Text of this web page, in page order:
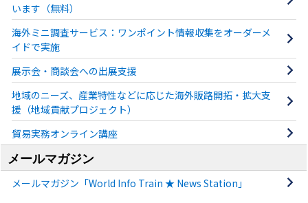
います（無料）
海外ミニ調査サービス：ワンポイント情報収集をオーダーメ
イドで実施
展示会・商談会への出展支援
地域のニーズ、産業特性などに応じた海外販路開拓・拡大支
援（地域貢献プロジェクト）
貿易実務オンライン講座
メールマガジン
メールマガジン「World Info Train ★ News Station」